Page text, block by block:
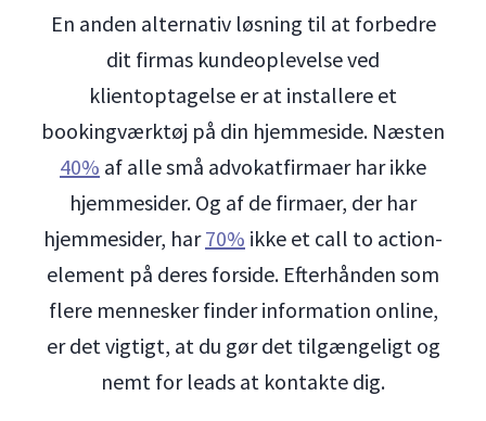
En anden alternativ løsning til at forbedre
dit firmas kundeoplevelse ved
klientoptagelse er at installere et
bookingværktøj på din hjemmeside. Næsten
40% af alle små advokatfirmaer har ikke
hjemmesider. Og af de firmaer, der har
hjemmesider, har70% ikke et call to action-
element på deres forside. Efterhånden som
flere mennesker finder information online,
er det vigtigt, at du gør det tilgængeligt og
nemt for leads at kontakte dig.